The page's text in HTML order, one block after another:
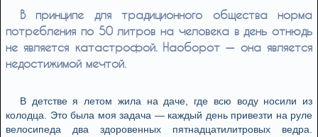
В принципе для традиционного общества норма
потребления по 50 литров на человека в день отнюдь
не является катастрофой. Наоборот — она является
недостижимой мечтой.
В детстве я летом жила на даче, где всю воду носили из
колодца. Это была моя задача — каждый день привезти на руле
велосипеда два здоровенных пятнадцатилитровых ведра.